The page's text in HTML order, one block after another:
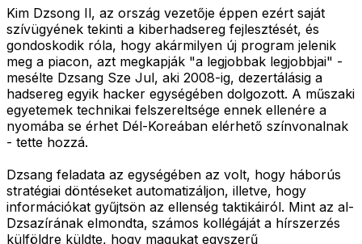
Kim Dzsong Il, az ország vezetője éppen ezért saját
szívügyének tekinti a kiberhadsereg fejlesztését, és
gondoskodik róla, hogy akármilyen új program jelenik
meg a piacon, azt megkapják "a legjobbak legjobbjai" -
mesélte Dzsang Sze Jul, aki 2008-ig, dezertálásig a
hadsereg egyik hacker egységében dolgozott. A műszaki
egyetemek technikai felszereltsége ennek ellenére a
nyomába se érhet Dél-Koreában elérhető színvonalnak
- tette hozzá.
Dzsang feladata az egységében az volt, hogy háborús
stratégiai döntéseket automatizáljon, illetve, hogy
információkat gyűjtsön az ellenség taktikáiról. Mint az al-
Dzsazírának elmondta, számos kollégáját a hírszerzés
külföldre küldte, hogy magukat egyszerű